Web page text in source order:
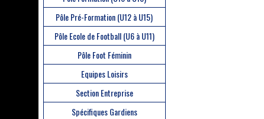
Pôle Pré-Formation (U12 à U15)
Pôle Ecole de Football (U6 à U11)
Pôle Foot Féminin
Equipes Loisirs
Section Entreprise
Spécifiques Gardiens